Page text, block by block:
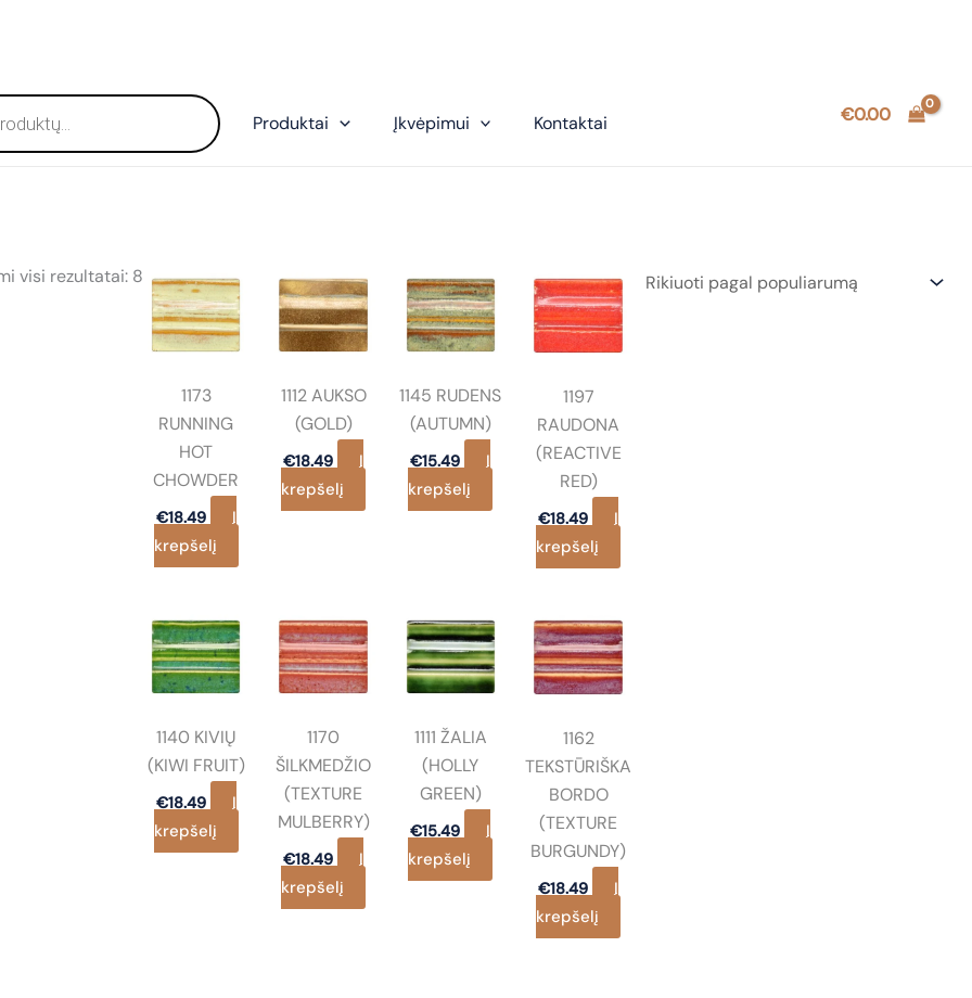
Produktai Įkvėpimui Kontaktai €0.00
visi rezultatai: 8 Rūšiuojama
pagal
populiarumą
1173
RUNNING
HOT
CHOWDER
€18.49
Į
krepšelį
1112 AUKSO
(GOLD)
€18.49
Į
krepšelį
1145 RUDENS
(AUTUMN)
€15.49
Į
krepšelį
1197
RAUDONA
(REACTIVE
RED)
€18.49
Į
krepšelį
1140 KIVIŲ
(KIWI FRUIT)
€18.49
Į
krepšelį
1170
ŠILKMEDŽIO
(TEXTURE
MULBERRY)
€18.49
Į
krepšelį
1111 ŽALIA
(HOLLY
GREEN)
€15.49
Į
krepšelį
1162
TEKSTŪRIŠKA
BORDO
(TEXTURE
BURGUNDY)
€18.49
Į
krepšelį